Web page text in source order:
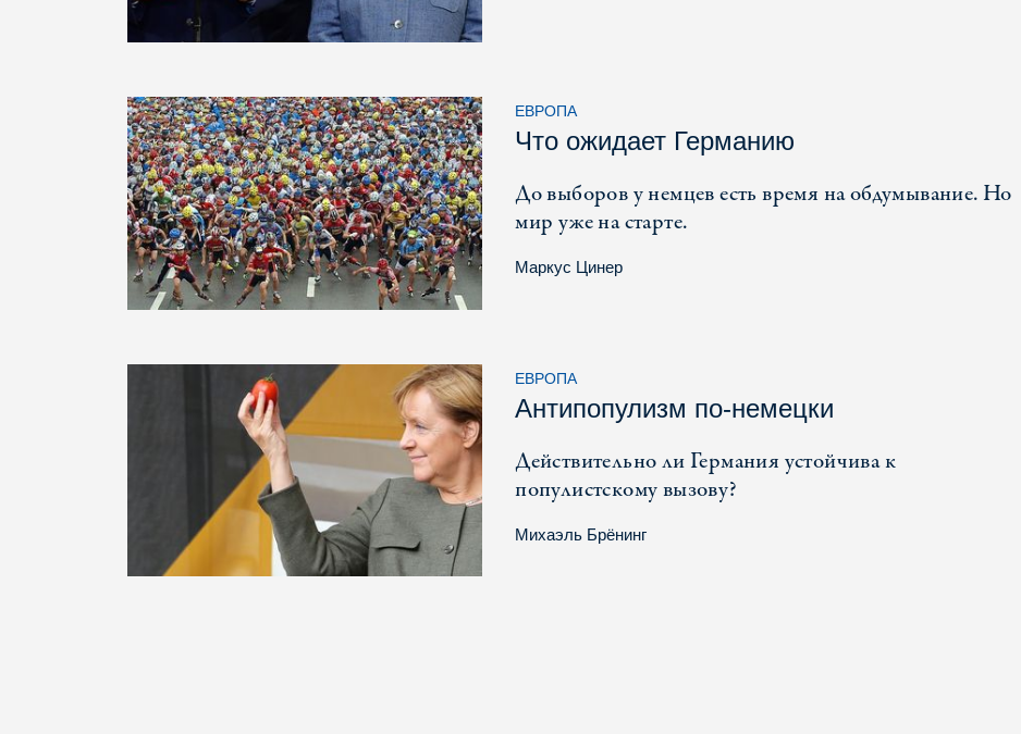
ЕВРОПА
Что ожидает Германию
До выборов у немцев есть время на обдумывание. Но
мир уже на старте.
Маркус Цинер
ЕВРОПА
Антипопулизм по-немецки
Действительно ли Германия устойчива к
популистскому вызову?
Михаэль Брёнинг